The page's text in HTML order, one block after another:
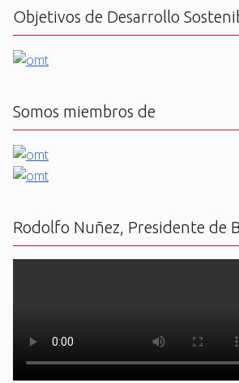
Objetivos de Desarrollo
Somos miembros de
Rodolfo Nuñez, Presidente de